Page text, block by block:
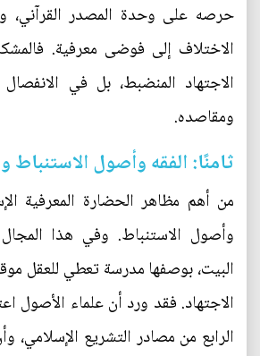
حرصه على وحدة المصدر
الاختلاف إلى فوضى معرفية.
الاجتهاد المنضبط، بل في
ومقاصده.
ثامنًا: الفقه وأصول الاستنباط
من أهم مظاهر الحضارة المعرفية
وأصول الاستنباط. وفي هذا
البيت، بوصفها مدرسة تعطي للعقل
الاجتهاد. فقد ورد أن علماء الأصول
الرابع من مصادر التشريع الإسلامي،